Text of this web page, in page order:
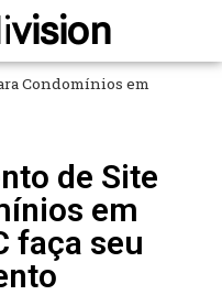
vision
Condomínios em
de Site
em
faça seu